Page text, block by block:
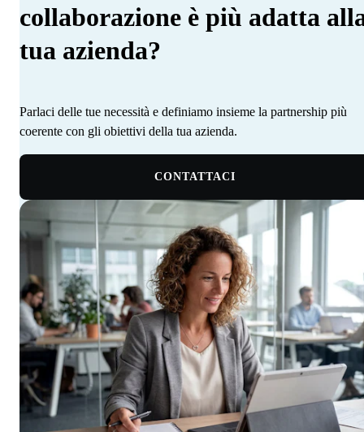
collaborazione è più adatta
tua azienda?
Parlaci delle tue necessità e definiamo insieme la partnership più
coerente con gli obiettivi della tua azienda. ‍ ‍‍ ‍​​​​‌ ‍ ​‍​‍‌‍ ‌ ​‍‌‍‍‌‌‍‌ ‌‍‍‌‌‍ ‍​‍​‍​ ‍‍​‍​‍‌‍‌​‌‍​‌‌ ‌​‌‍ ‌‍​ ‌‍ ‌‌ ​ ​‍ ‍‌‍​ ‌‍ ‌‍ ‌​‍​‍​‍ ​​‍​‍‌‍‍​‌ ​‍‌‍‌‌‌‍‌‍​‍​‍​ ‍‍​‍​‍‌‍‍​‌ ‌​‌ ‌​‌ ​​‌ ​ ​ ‍‍​‍ ​‍ ‌‍​ ‌‍ ‌‌ ​ ​‍ ‍‌‍‍‌‌‍ ‍‌ ‌​‌‍‌‌‌ ​‍‌‍ ‍‌‍​‌‌‍ ​​‍ ‍​ ​‍​ ‌​‌‍ ‌ ​‍‌‍‌‌‌‍​‍‌ ​ ​‍ ‍‌‍​ ‌‍ ‌‍ ‌​‍ ‌‍‌‌‌‍‌​‌‍‍‌‌ ‌​‌‍ ‌ ​‍​‍ ‌‍‍‌‌ ‌​‌‍‌‌‌‍ ‌‌‌ ‌ ‌​‌ ‍‌‌ ​​‌‍‌‌‌ ​ ​‍ ‌​​‍‌‍ ‍​ ​​​ ‌​‌‌‍​‌​ ​‌‌‍‍‌‌‍​‌‌​‌​ ‌‍‌‌​ ‌ ​ ‌ ‍‍‌ ‌‍‌‌​‌‌​ ‌‌‍‌‌​‌‍‌ ​‍‌‍ ‍‌​​‍‌ ‌ ​‍ ‌‍‍‌‌ ‌​‌‍‌‌‌‍ ‌‌ ​ ​‍ ‌​‍‍‌​ ‍‌ ‌ ‌‍‌‌‌​​‌​ ‌ ‌​‌​‌​​‌‌‌​ ​ ‌‌‌ ‌‌‌‍‍‍​ ​‍‌​‌ ‌‍ ‍‌ ​‍‌ ​‍‌ ‍‌‌‍​‌‌ ‌‍‌​ ‌‌‍‌ ​‍ ‌‍‌‌‌‍‌​‌‍‍‌‌ ‌​​‍​ ‌‍‌‍‌‍‍‌‌‍‌‌‌‍ ​‌‍‌​‌‌​​‌‍​‌‌ ‌​‌‍‍​​ ‌‌ ​ ‌ ‌‌‌‍​‍‌ ‌​‌‍‍‌‌ ‌​‌‍ ​‌‍‌‌​‍ ‍‌‍‍‌‌ ‌​​‍​‍‌
CONTATTACI